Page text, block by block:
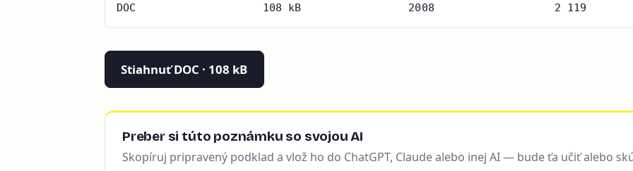
DOC 108 kB 2008 2 119
Stiahnuť DOC · 108 kB
Preber si túto poznámku so svojou AI
Skopíruj pripravený podklad a vlož ho do ChatGPT, Claude alebo inej AI — bude ťa učiť alebo